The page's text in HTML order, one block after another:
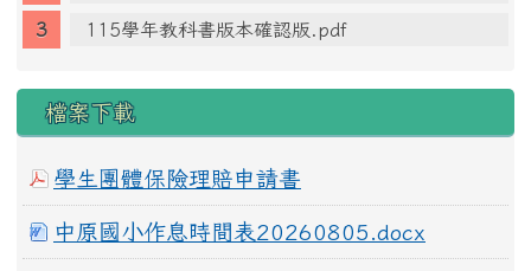
115學年教科書版本確認版.pdf
檔案下載
學生團體保險理賠申請書
中原國小作息時間表20260805.docx